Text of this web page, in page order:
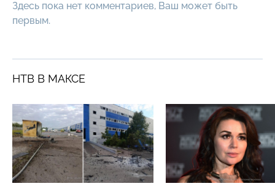
Здесь пока нет комментариев, Ваш может быть
первым.
НТВ В МАКСЕ